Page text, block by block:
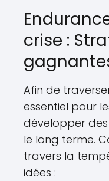
crise :
Afin de
essentiel pour
développer
le long terme.
travers la
idées :